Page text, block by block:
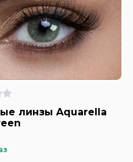
линзы Aquarella